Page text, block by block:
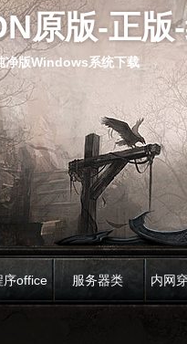
原版-正
净版Windows系统下载
序office 服务器类 内网